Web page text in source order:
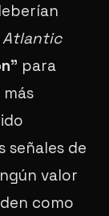
Atlantic
para
señales de
valor
como